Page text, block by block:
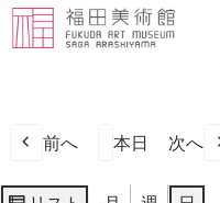
前へ 本日 次へ